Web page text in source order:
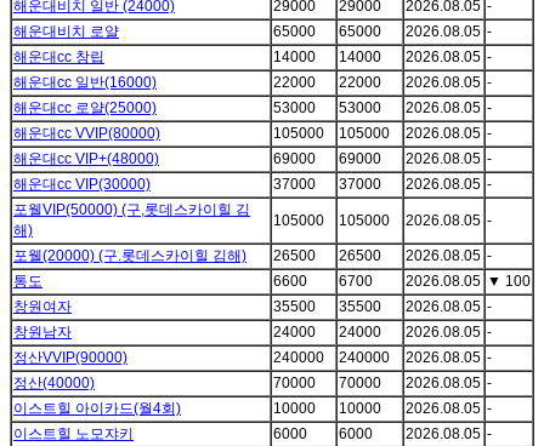
해운대비치 일반 (24000)
29000 29000 2026.08.05 -
해운대비치 로얄
65000 65000 2026.08.05 -
해운대cc 창립
14000 14000 2026.08.05 -
해운대cc 일반(16000)
22000 22000 2026.08.05 -
해운대cc 로얄(25000)
53000 53000 2026.08.05 -
해운대cc VVIP(80000)
105000 105000 2026.08.05 -
해운대cc VIP+(48000)
69000 69000 2026.08.05 -
해운대cc VIP(30000)
37000 37000 2026.08.05 -
포웰VIP(50000) (구,롯데스카이힐 김
해)
105000 105000 2026.08.05 -
포웰(20000) (구.롯데스카이힐 김해) 26500 26500 2026.08.05 -
통도
6600 6700 2026.08.05 ▼ 100
창원여자
35500 35500 2026.08.05 -
창원남자
24000 24000 2026.08.05 -
정산VVIP(90000)
240000 240000 2026.08.05 -
정산(40000)
70000 70000 2026.08.05 -
이스트힐 아이카드(월4회)
10000 10000 2026.08.05 -
이스트힐 노모쟈키
6000 6000 2026.08.05 -